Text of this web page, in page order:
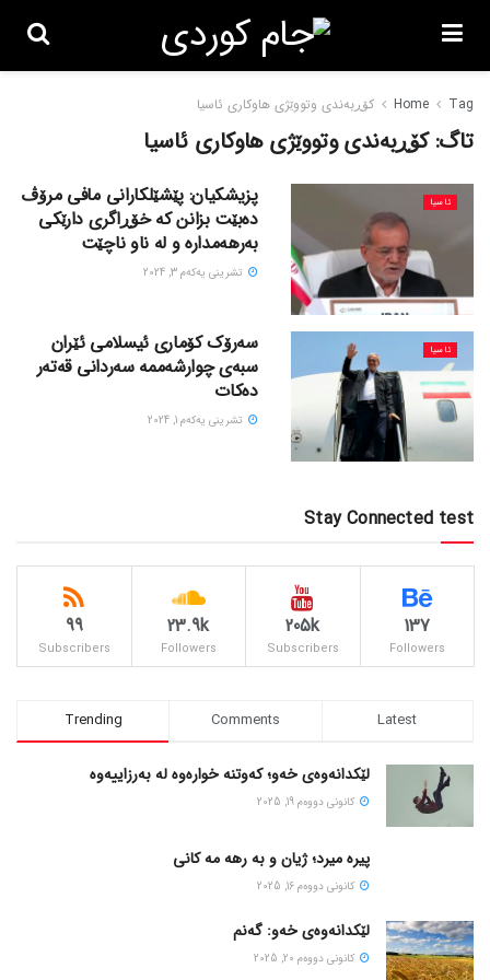
Home Tag کۆڕبەندی وتووێژی هاوکاری ئاسیا
تاگ:کۆڕبەندی وتووێژی هاوکاری ئاسیا
ئاسیا
پزیشکیان: پێشێلکارانی مافی مرۆڤ
دەبێت بزانن کە خۆڕاگری دارێکی
بەرهەمدارە و لە ناو ناچێت
تشرینی یه‌كه‌م 3, 2024
ئاسیا
سەرۆک کۆماری ئیسلامی ئێران
سبەی چوارشەممە سەردانی قەتەر
دەکات
تشرینی یه‌كه‌م 1, 2024
Stay Connected test
137
Followers
205k
Subscribers
23.9k
Followers
99
Subscribers
Trending Comments Latest
لێکدانەوەی خەو؛ کەوتنە خوارەوە لە بەرزاییەوە
كانونی دووه‌م 19, 2025
پیره میرد؛ ژیان و به رهه مه کانی
كانونی دووه‌م 16, 2025
لێکدانەوەی خەو: گەنم
كانونی دووه‌م 20, 2025